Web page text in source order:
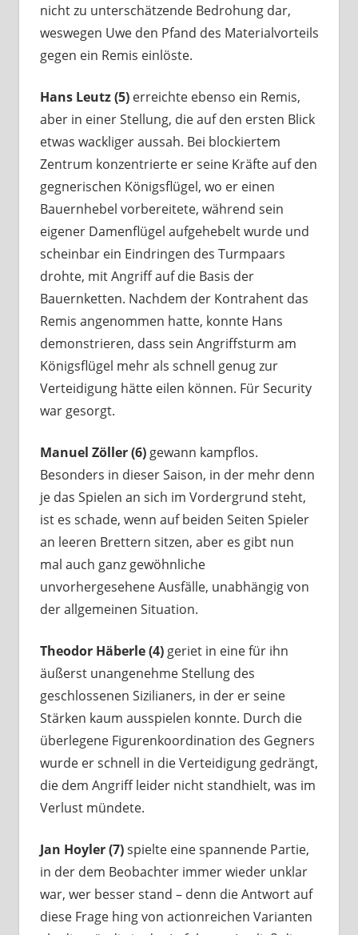
nicht zu unterschätzende Bedrohung dar,
weswegen Uwe den Pfand des Materialvorteils
gegen ein Remis einlöste.
Hans Leutz (5)erreichte ebenso ein Remis,
aber in einer Stellung, die auf den ersten Blick
etwas wackliger aussah. Bei blockiertem
Zentrum konzentrierte er seine Kräfte auf den
gegnerischen Königsflügel, wo er einen
Bauernhebel vorbereitete, während sein
eigener Damenflügel aufgehebelt wurde und
scheinbar ein Eindringen des Turmpaars
drohte, mit Angriff auf die Basis der
Bauernketten. Nachdem der Kontrahent das
Remis angenommen hatte, konnte Hans
demonstrieren, dass sein Angriffsturm am
Königsflügel mehr als schnell genug zur
Verteidigung hätte eilen können. Für Security
war gesorgt.
Manuel Zöller (6)gewann kampflos.
Besonders in dieser Saison, in der mehr denn
je das Spielen an sich im Vordergrund steht,
ist es schade, wenn auf beiden Seiten Spieler
an leeren Brettern sitzen, aber es gibt nun
mal auch ganz gewöhnliche
unvorhergesehene Ausfälle, unabhängig von
der allgemeinen Situation.
Theodor Häberle (4)geriet in eine für ihn
äußerst unangenehme Stellung des
geschlossenen Sizilianers, in der er seine
Stärken kaum ausspielen konnte. Durch die
überlegene Figurenkoordination des Gegners
wurde er schnell in die Verteidigung gedrängt,
die dem Angriff leider nicht standhielt, was im
Verlust mündete.
Jan Hoyler (7)spielte eine spannende Partie,
in der dem Beobachter immer wieder unklar
war, wer besser stand – denn die Antwort auf
diese Frage hing von actionreichen Varianten